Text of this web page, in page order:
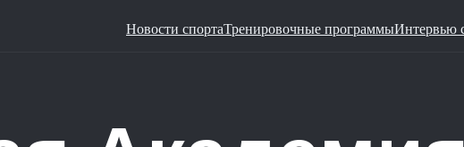
Новости спортаТренировочные программыИнтервью